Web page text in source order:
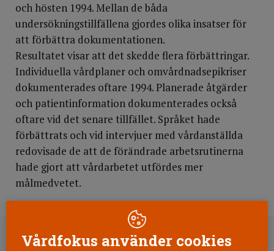
och hösten 1994. Mellan de båda
undersökningstillfällena gjordes olika insatser för
att förbättra dokumentationen.
Resultatet visar att det skedde flera förbättringar.
Individuella vårdplaner och omvårdnadsepikriser
dokumenterades oftare 1994. Planerade åtgärder
och patientinformation dokumenterades också
oftare vid det senare tillfället. Språket hade
förbättrats och vid intervjuer med vårdanställda
redovisade de att de förändrade arbetsrutinerna
hade gjort att vårdarbetet utfördes mer
målmedvetet.
Vårdfokus använder cookies